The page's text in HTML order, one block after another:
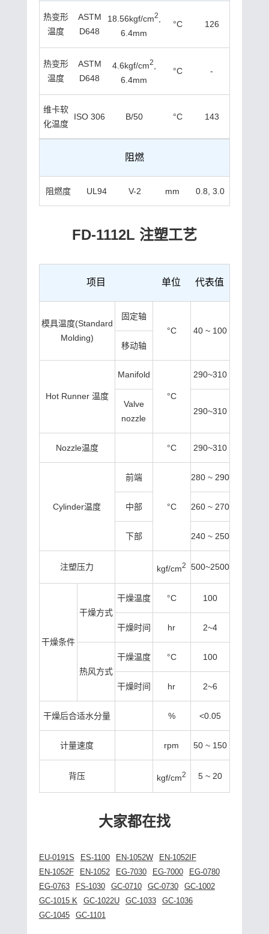
热变形
温度
ASTM
D648
18.56kgf/cm2
6.4mm
°C 126
热变形
温度
ASTM
D648
4.6kgf/cm2
6.4mm
°C -
维卡软
化温度
ISO 306 B/50 °C 143
阻燃
阻燃度 UL94 V-2 mm 0.8, 3.0
FD-1112L 注塑工艺
项目 单位 代表值
模具温度(Standard
Molding)
固定轴
°C
40 ~ 100
移动轴
Hot Runner 温度
Manifold
°C
290~310
Valve
nozzle
290~310
Nozzle温度 °C 290~310
Cylinder温度
前端
°C
280 ~ 290
中部 260 ~ 270
下部 240 ~ 250
注塑压力 kgf/cm2 500~2500
干燥条件
干燥方式
干燥温度 °C 100
干燥时间 hr 2~4
热风方式
干燥温度 °C 100
干燥时间 hr 2~6
干燥后合适水分量 % <0.05
计量速度 rpm 50 ~ 150
背压 kgf/cm2 5 ~ 20
大家都在找
EU-0191S ES-1100 EN-1052W
EN-1052IF
EN-1052F
EN-1052 EG-7030 EG-7000
EG-0780
EG-0763
FS-1030 GC-0710 GC-0730
GC-1002
GC-1015 K
GC-1022U GC-1033
GC-1036
GC-1045
GC-1101